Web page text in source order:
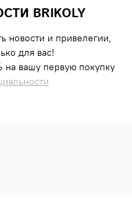
BRIKOLY
новости и привелегии,
для вас!
на вашу первую покупку